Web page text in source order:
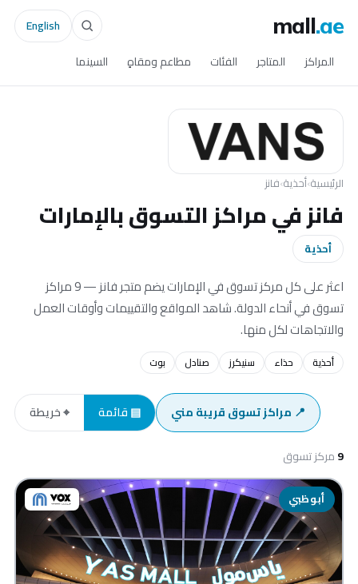
mall.ae
المراكز المتاجر الفئات مطاعم ومقاهٍ السينما
English
الرئيسية›أحذية›فانز
فانز في مراكز التسوق بالإمارات
أحذية
اعثر على كل مركز تسوق في الإمارات يضم متجر فانز — 9 مراكز
تسوق في أنحاء الدولة. شاهد المواقع والتقييمات وأوقات العمل
والاتجاهات لكل منها.
أحذية حذاء سنيكرز صنادل بوت
📍 مراكز تسوق قريبة مني ▤ قائمة ⌖ خريطة
9مركز تسوق
أبوظبي